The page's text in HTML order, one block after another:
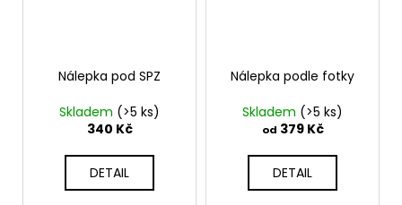
Nálepka pod SPZ
Skladem (>5 ks)
340 Kč
DETAIL
Nálepka podle fotky
Skladem (>5 ks)
od 379 Kč
DETAIL